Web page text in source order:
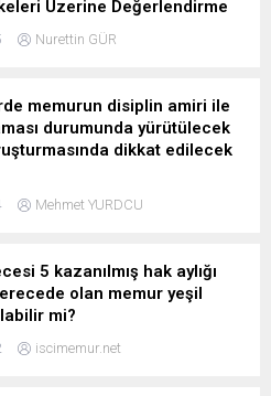
Üzerine Değerlendirme
Nurettin GÜR
memurun disiplin amiri ile
durumunda yürütülecek
dikkat edilecek
Mehmet YURDCU
5 kazanılmış hak aylığı
olan memur yeşil
mi?
iscimemur.net